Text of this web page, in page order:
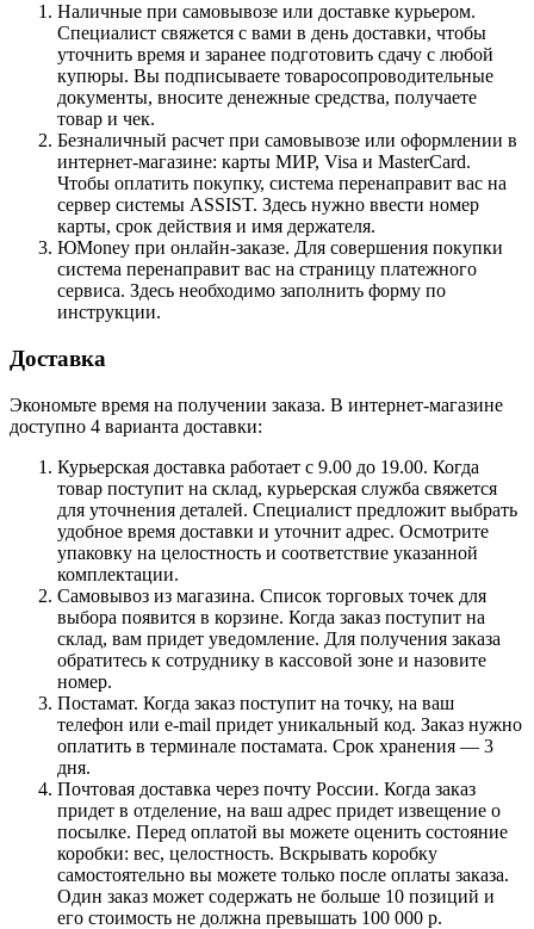
Наличные при самовывозе или доставке курьером.
Специалист свяжется с вами в день доставки, чтобы
уточнить время и заранее подготовить сдачу с любой
купюры. Вы подписываете товаросопроводительные
документы, вносите денежные средства, получаете
товар и чек.
Безналичный расчет при самовывозе или оформлении в
интернет-магазине: карты МИР, Visa и MasterCard.
Чтобы оплатить покупку, система перенаправит вас на
сервер системы ASSIST. Здесь нужно ввести номер
карты, срок действия и имя держателя.
ЮMoney при онлайн-заказе. Для совершения покупки
система перенаправит вас на страницу платежного
сервиса. Здесь необходимо заполнить форму по
инструкции.
Доставка
Экономьте время на получении заказа. В интернет-магазине
доступно 4 варианта доставки:
Курьерская доставка работает с 9.00 до 19.00. Когда
товар поступит на склад, курьерская служба свяжется
для уточнения деталей. Специалист предложит выбрать
удобное время доставки и уточнит адрес. Осмотрите
упаковку на целостность и соответствие указанной
комплектации.
Самовывоз из магазина. Список торговых точек для
выбора появится в корзине. Когда заказ поступит на
склад, вам придет уведомление. Для получения заказа
обратитесь к сотруднику в кассовой зоне и назовите
номер.
Постамат. Когда заказ поступит на точку, на ваш
телефон или e-mail придет уникальный код. Заказ нужно
оплатить в терминале постамата. Срок хранения — 3
дня.
Почтовая доставка через почту России. Когда заказ
придет в отделение, на ваш адрес придет извещение о
посылке. Перед оплатой вы можете оценить состояние
коробки: вес, целостность. Вскрывать коробку
самостоятельно вы можете только после оплаты заказа.
Один заказ может содержать не больше 10 позиций и
его стоимость не должна превышать 100 000 р.